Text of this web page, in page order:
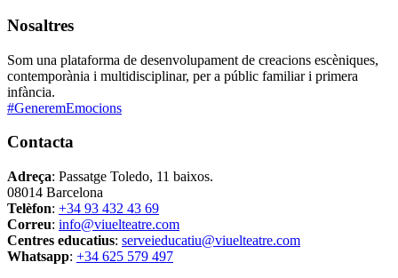
Nosaltres
Som una plataforma de desenvolupament de creacions escèniques,
contemporània i multidisciplinar, per a públic familiar i primera
infància.
#GeneremEmocions
Contacta
Adreça: Passatge Toledo, 11 baixos.
08014 Barcelona
Telèfon: +34 93 432 43 69
Correu: info@viuelteatre.com
Centres educatius: serveieducatiu@viuelteatre.com
Whatsapp: +34 625 579 497